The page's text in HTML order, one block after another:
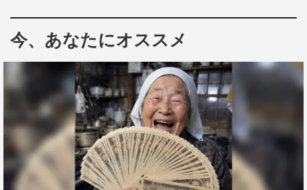
番組公式HP：
番組公式Twitter：＠ZIP_TV
番組公式Instagram：＠ntvzip
©日本テレビ
今、あなたにオススメ